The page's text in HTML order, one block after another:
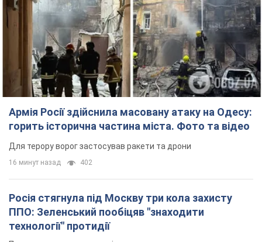
Армія Росії здійснила масовану атаку на Одесу:
горить історична частина міста. Фото та відео
Для терору ворог застосував ракети та дрони
16 минут назад 402
Росія стягнула під Москву три кола захисту
ППО: Зеленський пообіцяв "знаходити
технології" протидії